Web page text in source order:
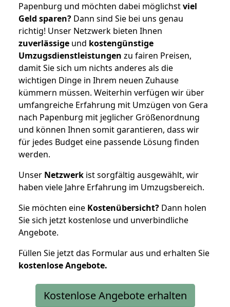
Papenburg und möchten dabei möglichstviel
Geld sparen? Dann sind Sie bei uns genau
richtig! Unser Netzwerk bieten Ihnen
zuverlässige und kostengünstige
Umzugsdienstleistungen zu fairen Preisen,
damit Sie sich um nichts anderes als die
wichtigen Dinge in Ihrem neuen Zuhause
kümmern müssen. Weiterhin verfügen wir über
umfangreiche Erfahrung mit Umzügen von Gera
nach Papenburg mit jeglicher Größenordnung
und können Ihnen somit garantieren, dass wir
für jedes Budget eine passende Lösung finden
werden.
Unser Netzwerk ist sorgfältig ausgewählt, wir
haben viele Jahre Erfahrung im Umzugsbereich.
Sie möchten eine Kostenübersicht? Dann holen
Sie sich jetzt kostenlose und unverbindliche
Angebote.
Füllen Sie jetzt das Formular aus und erhalten Sie
kostenloseAngebote.
Kostenlose Angebote erhalten